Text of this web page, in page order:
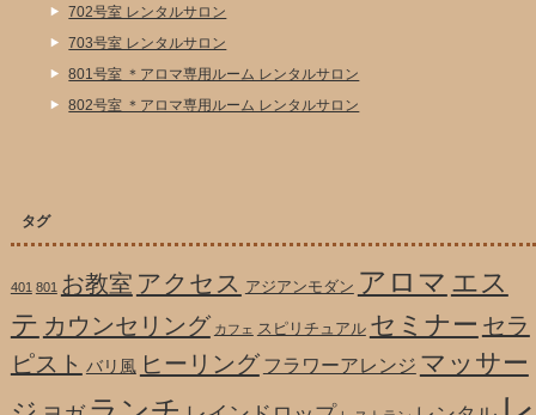
702号室 レンタルサロン
703号室 レンタルサロン
801号室 ＊アロマ専用ルーム レンタルサロン
802号室 ＊アロマ専用ルーム レンタルサロン
タグ
401 801 お教室 アクセス アジアンモダン アロマ エス
テ カウンセリング カフェ スピリチュアル セミナー セラ
ピスト バリ風 ヒーリング フラワーアレンジ マッサー